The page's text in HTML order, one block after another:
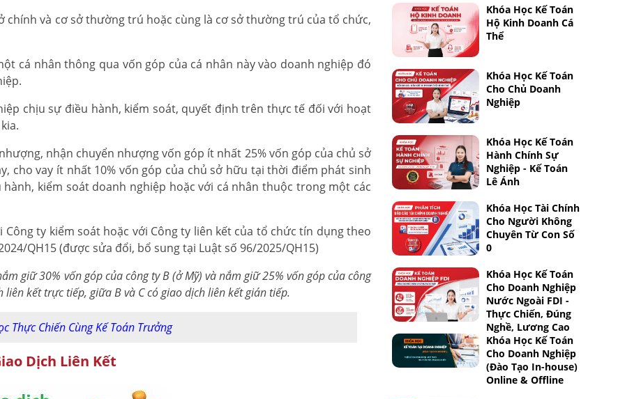
chính và cơ sở thường trú hoặc cùng là cơ sở thường trú của tổ chức,
cá nhân thông qua vốn góp của cá nhân này vào doanh nghiệp đó
chịu sự điều hành, kiểm soát, quyết định trên thực tế đối với hoạt
nhận chuyển nhượng vốn góp ít nhất 25% vốn góp của chủ sở
cho vay ít nhất 10% vốn góp của chủ sở hữu tại thời điểm phát sinh
kiểm soát doanh nghiệp hoặc với cá nhân thuộc trong một các
ty kiểm soát hoặc với Công ty liên kết của tổ chức tín dụng theo
QH15 (được sửa đổi, bổ sung tại Luật số 96/2025/QH15)
giữ 30% vốn góp của công ty B (ở Mỹ) và nắm giữ 25% vốn góp của công
liên kết trực tiếp, giữa B và C có giao dịch liên kết gián tiếp.
Thực Chiến Cùng Kế Toán Trưởng
Dịch Liên Kết
Khóa Học Kế Toán
Hộ Kinh Doanh Cá
Thể
Khóa Học Kế Toán
Cho Chủ Doanh
Nghiệp
Khóa Học Kế Toán
Hành Chính Sự
Nghiệp - Kế Toán
Lê Ánh
Khóa Học Tài Chính
Cho Người Không
Chuyên Từ Con Số
0
Khóa Học Kế Toán
Cho Doanh Nghiệp
Nước Ngoài FDI -
Thực Chiến, Đúng
Nghề, Lương Cao
Khóa Học Kế Toán
Cho Doanh Nghiệp
(Đào Tạo In-house)
Online & Offline